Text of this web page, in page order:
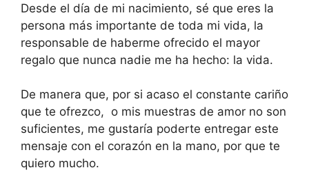
Desde el día de mi nacimiento, sé que eres la
persona más importante de toda mi vida, la
responsable de haberme ofrecido el mayor
regalo que nunca nadie me ha hecho: la vida.
De manera que, por si acaso el constante cariño
que te ofrezco, o mis muestras de amor no son
suficientes, me gustaría poderte entregar este
mensaje con el corazón en la mano, por que te
quiero mucho.